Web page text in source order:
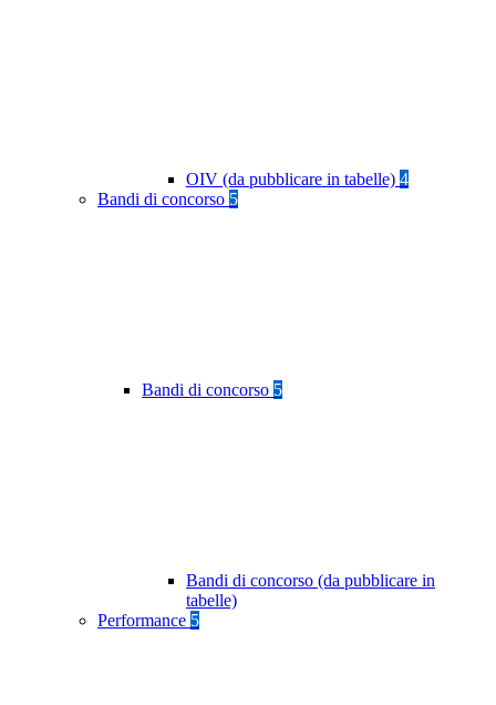
OIV (da pubblicare in tabelle) 4
Bandi di concorso 5
Bandi di concorso 5
Bandi di concorso (da pubblicare in
tabelle)
Performance 5